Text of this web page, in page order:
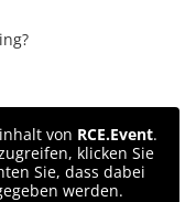
von RCE.Event.
klicken Sie
Sie, dass dabei
werden.